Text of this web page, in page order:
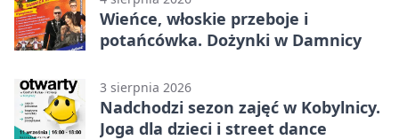
Wieńce, włoskie przeboje i
potańcówka. Dożynki w Damnicy
3 sierpnia 2026
Nadchodzi sezon zajęć w Kobylnicy.
Joga dla dzieci i street dance